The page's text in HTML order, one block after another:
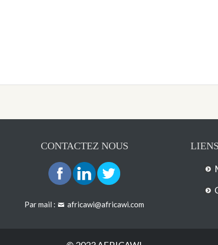
CONTACTEZ NOUS
Par mail : africawi@africawi.com